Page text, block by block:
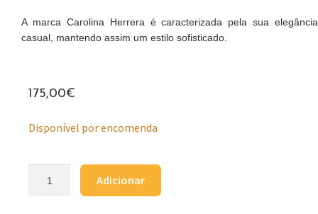
A marca Carolina Herrera é caracterizada pela sua elegância
casual, mantendo assim um estilo sofisticado.
175,00€
Disponível por encomenda
Adicionar